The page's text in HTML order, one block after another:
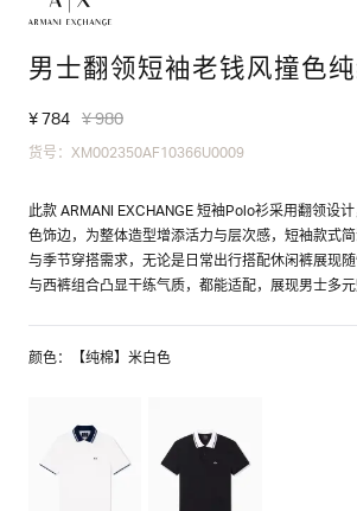
男士翻领短袖老钱风撞色
¥ 784 ¥ 980
货号：XM002350AF10366U0009
此款 ARMANI EXCHANGE 短袖Polo衫采用翻领设
色饰边，为整体造型增添活力与层次感，短袖款式
与季节穿搭需求，无论是日常出行搭配休闲裤展现
与西裤组合凸显干练气质，都能适配，展现男士多元
颜色：【纯棉】米白色